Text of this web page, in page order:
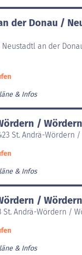
der Donau /
Neustadtl an der
& Infos
/ Wördern
St. Andrä-Wördern
& Infos
/ Wördern
St. Andrä-Wördern /
& Infos